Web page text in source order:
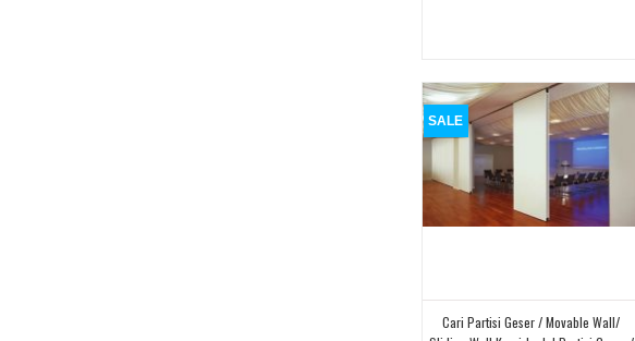
KEDAP SUARA UNTUK RUANG KELAS
KAMPUS
SALE
Cari Partisi Geser / Movable Wall/